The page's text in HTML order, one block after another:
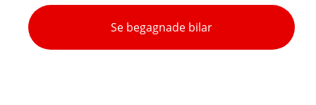
Se begagnade bilar